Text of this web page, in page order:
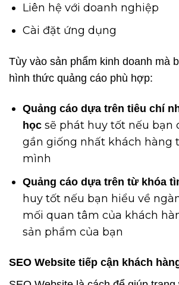
Liên hệ với doanh nghiệp
Cài đặt ứng dụng
Tùy vào sản phẩm kinh doanh mà
hình thức quảng cáo phù hợp:
Quảng cáo dựa trên tiêu chí
học sẽ phát huy tốt nếu bạn
gần giống nhất khách hàng
mình
Quảng cáo dựa trên từ khóa
huy tốt nếu bạn hiểu về
mối quan tâm của khách
sản phẩm của bạn
SEO Website tiếp cận khách